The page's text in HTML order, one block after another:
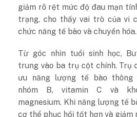
giảm rõ rệt mức độ đau mạn
trạng, cho thấy vai trò của vi
chức năng tế bào và chuyển hóa.
Từ góc nhìn tuổi sinh học,
trung vào ba trụ cột chính. Trụ
ưu năng lượng tế bào thông
nhóm B, vitamin C và
magnesium. Khi năng lượng tế
cơ thể phục hồi tốt hơn và giảm